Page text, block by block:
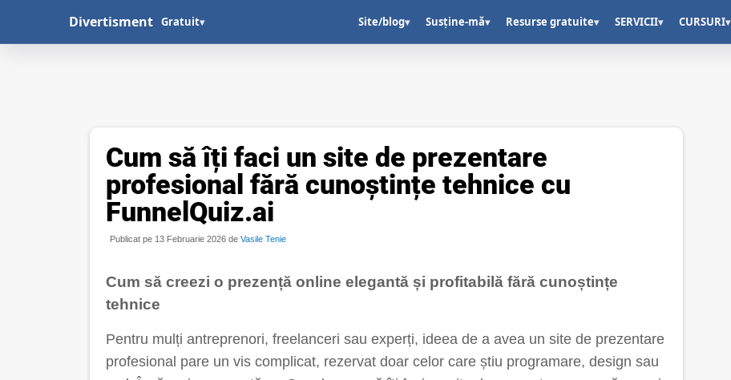
Divertisment Gratuit▾ Site/blog▾ Susține-mă▾ Resurse gratuite▾ SERVICII▾ CURSURI▾
Cum să îți faci un site de prezentare
profesional fără cunoștințe tehnice cu
FunnelQuiz.ai
Publicat pe 13 Februarie 2026 de Vasile Tenie
Cum să creezi o prezență online elegantă și profitabilă fără cunoștințe
tehnice
Pentru mulți antreprenori, freelanceri sau experți, ideea de a avea un site de prezentare
profesional pare un vis complicat, rezervat doar celor care știu programare, design sau